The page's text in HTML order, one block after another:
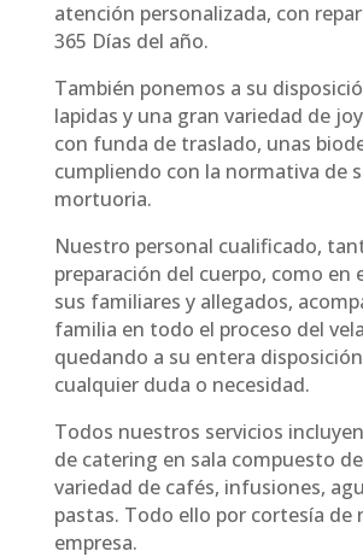
atención personalizada, con
365 Días del año.
También ponemos a su
lapidas y una gran variedad de
con funda de traslado, unas
cumpliendo con la normativa de
mortuoria.
Nuestro personal cualificado,
preparación del cuerpo, como en
sus familiares y allegados,
familia en todo el proceso del
quedando a su entera
cualquier duda o necesidad.
Todos nuestros servicios
de catering en sala compuesto
variedad de cafés, infusiones,
pastas. Todo ello por cortesía de
empresa.